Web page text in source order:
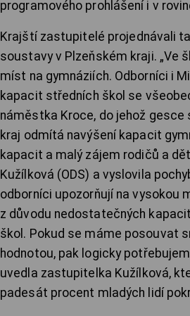
programového prohlášení i v
Krajští zastupitelé projednávali
soustavy v Plzeňském kraji. „Ve
míst na gymnáziích. Odborníci i
kapacit středních škol se
náměstka Kroce, do jehož
kraj odmítá navýšení kapacit
kapacit a malý zájem rodičů a
Kužílková (ODS) a vyslovila
odborníci upozorňují na vysokou
z důvodu nedostatečných
škol. Pokud se máme posouvat
hodnotou, pak logicky
uvedla zastupitelka Kužílková,
padesát procent mladých lidí